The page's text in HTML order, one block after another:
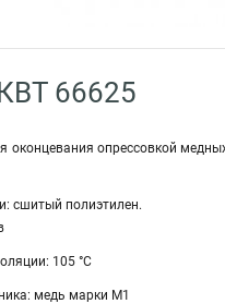
66625
оконцевания опрессовкой
сшитый полиэтилен.
105 °C
медь марки М1